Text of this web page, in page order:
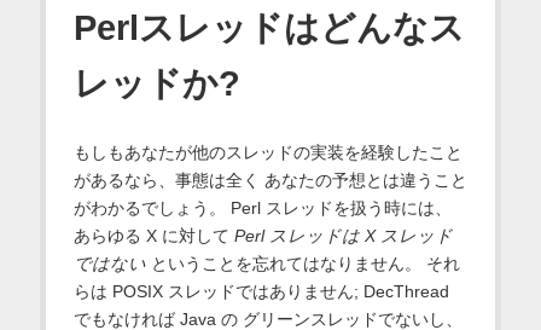
Perlスレッドはどんなス
レッドか?
もしもあなたが他のスレッドの実装を経験したこと
があるなら、事態は全く あなたの予想とは違うこと
がわかるでしょう。 Perl スレッドを扱う時には、
あらゆる X に対して Perl スレッドは X スレッド
ではないということを忘れてはなりません。 それ
らは POSIX スレッドではありません; DecThread
でもなければ Java の グリーンスレッドでないし、